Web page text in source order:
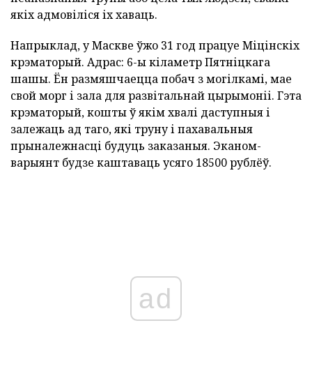
якіх адмовіліся іх хаваць.
Напрыклад, у Маскве ўжо 31 год працуе Міцінскіх
крэматорый. Адрас: 6-ы кіламетр Пятніцкага
шашы. Ён размяшчаецца побач з могілкамі, мае
свой морг і зала для развітальнай цырымоніі. Гэта
крэматорый, кошты ў якім хвалі даступныя і
залежаць ад таго, які труну і пахавальныя
прыналежнасці будуць заказаныя. Эканом-
варыянт будзе каштаваць усяго 18500 рублёў.
ad